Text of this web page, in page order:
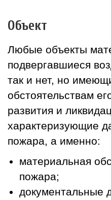
Объект
Любые объекты
подвергавшиеся
так и нет, но
обстоятельствам
развития и
характеризующие
пожара, а именно:
материальная
пожара;
документальные